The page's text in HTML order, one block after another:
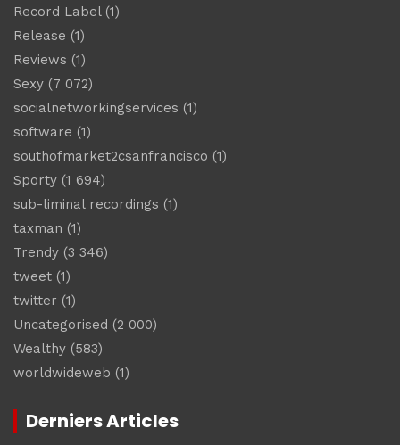
Record Label(1)
Release (1)
Reviews (1)
Sexy (7 072)
socialnetworkingservices (1)
software (1)
southofmarket2csanfrancisco (1)
Sporty (1 694)
sub-liminal recordings (1)
taxman (1)
Trendy (3 346)
tweet (1)
twitter (1)
Uncategorised (2 000)
Wealthy (583)
worldwideweb (1)
Derniers Articles